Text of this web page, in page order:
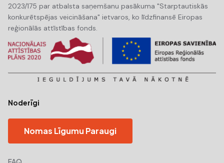
2023/175 par atbalsta saņemšanu pasākuma "Starptautiskās
konkurētspējas veicināšana" ietvaros, ko līdzfinansē Eiropas
reģionālās attīstības fonds.
Noderīgi
Nomas Līgumu Paraugi